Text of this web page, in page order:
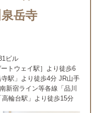
岳寺
ビル
トウェイ駅］より徒歩6
駅」より徒歩4分 JR山手
新宿ライン等各線「品川
輪台駅」より徒歩15分